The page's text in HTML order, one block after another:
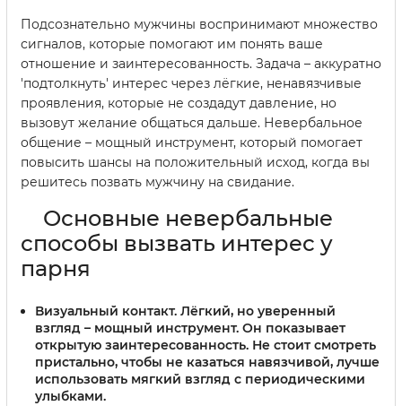
Подсознательно мужчины воспринимают множество
сигналов, которые помогают им понять ваше
отношение и заинтересованность. Задача – аккуратно
'подтолкнуть' интерес через лёгкие, ненавязчивые
проявления, которые не создадут давление, но
вызовут желание общаться дальше. Невербальное
общение – мощный инструмент, который помогает
повысить шансы на положительный исход, когда вы
решитесь позвать мужчину на свидание.
Основные невербальные
способы вызвать интерес у
парня
Визуальный контакт. Лёгкий, но уверенный
взгляд – мощный инструмент. Он показывает
открытую заинтересованность. Не стоит смотреть
пристально, чтобы не казаться навязчивой, лучше
использовать мягкий взгляд с периодическими
улыбками.